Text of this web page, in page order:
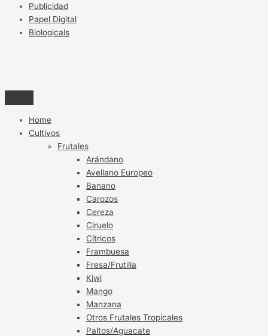
Publicidad
Papel Digital
Biologicals
Home
Cultivos
Frutales
Arándano
Avellano Europeo
Banano
Carozos
Cereza
Ciruelo
Cítricos
Frambuesa
Fresa/Frutilla
Kiwi
Mango
Manzana
Otros Frutales Tropicales
Paltos/Aguacate